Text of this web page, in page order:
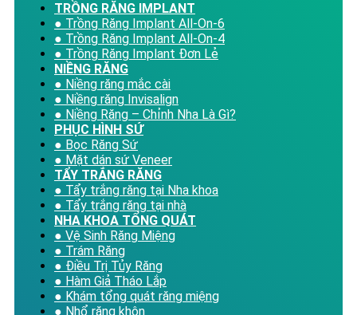
TRỒNG RĂNG IMPLANT
● Trồng Răng Implant All-On-6
● Trồng Răng Implant All-On-4
● Trồng Răng Implant Đơn Lẻ
NIỀNG RĂNG
● Niềng răng mắc cài
● Niềng răng Invisalign
● Niềng Răng – Chỉnh Nha Là Gì?
PHỤC HÌNH SỨ
● Bọc Răng Sứ
● Mặt dán sứ Veneer
TẨY TRẮNG RĂNG
● Tẩy trắng răng tại Nha khoa
● Tẩy trắng răng tại nhà
NHA KHOA TỔNG QUÁT
● Vệ Sinh Răng Miệng
● Trám Răng
● Điều Trị Tủy Răng
● Hàm Giả Tháo Lắp
● Khám tổng quát răng miệng
● Nhổ răng khôn